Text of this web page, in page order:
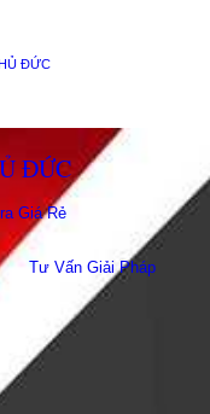
ĐỨC
ĐỨC
Giá Rẻ
Tư Vấn Giải Pháp